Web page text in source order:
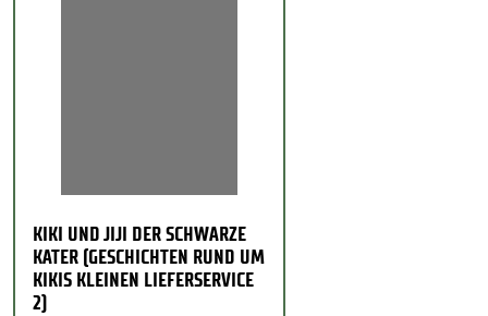
KIKI UND JIJI DER SCHWARZE
KATER (GESCHICHTEN RUND UM
KIKIS KLEINEN LIEFERSERVICE
2)